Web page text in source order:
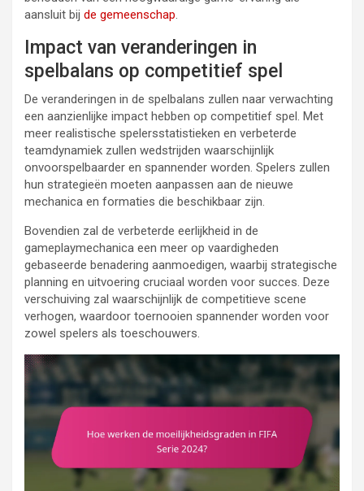
aansluit bij de gemeenschap.
Impact van veranderingen in
spelbalans op competitief spel
De veranderingen in de spelbalans zullen naar verwachting
een aanzienlijke impact hebben op competitief spel. Met
meer realistische spelersstatistieken en verbeterde
teamdynamiek zullen wedstrijden waarschijnlijk
onvoorspelbaarder en spannender worden. Spelers zullen
hun strategieën moeten aanpassen aan de nieuwe
mechanica en formaties die beschikbaar zijn.
Bovendien zal de verbeterde eerlijkheid in de
gameplaymechanica een meer op vaardigheden
gebaseerde benadering aanmoedigen, waarbij strategische
planning en uitvoering cruciaal worden voor succes. Deze
verschuiving zal waarschijnlijk de competitieve scene
verhogen, waardoor toernooien spannender worden voor
zowel spelers als toeschouwers.